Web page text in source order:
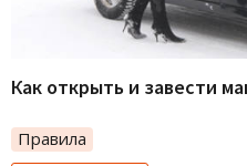
Как открыть и завести
Правила